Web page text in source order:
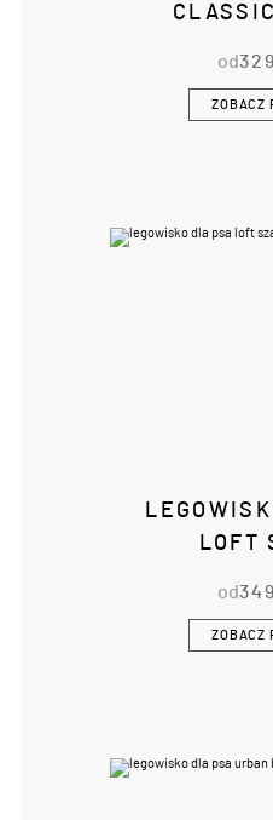
od
ZOBACZ
LOFT
od
ZOBACZ